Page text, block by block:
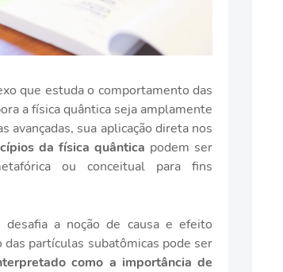
que estuda o comportamento das
a física quântica seja amplamente
avançadas, sua aplicação direta nos
da física quântica podem ser
ou conceitual para fins
desafia a noção de causa e efeito
partículas subatômicas pode ser
como a importância de